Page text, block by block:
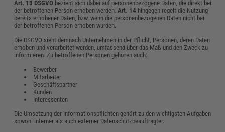
Art. 13 DSGVO bezieht sich dabei auf personenbezogene Daten, die direkt bei
der betroffenen Person erhoben werden.Art. 14 hingegen regelt die Nutzung
bereits erhobener Daten, bzw. wenn die personenbezogenen Daten nicht bei
der betroffenen Person erhoben wurden.
Die DSGVO sieht demnach Unternehmen in der Pflicht, Personen, deren Daten
erhoben und verarbeitet werden, umfassend über das Maß und den Zweck zu
informieren. Zu betroffenen Personen gehören auch:
Bewerber
Mitarbeiter
Geschäftspartner
Kunden
Interessenten
Die Umsetzung der Informationspflichten gehört zu den wichtigsten Aufgaben
sowohl interner als auch externer Datenschutzbeauftragter.